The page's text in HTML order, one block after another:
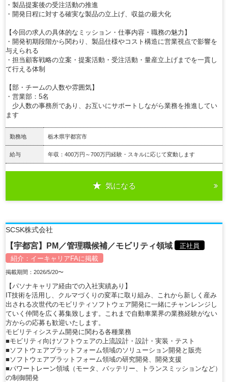
・製品提案後の受注活動の推進
・開発日程に対する確実な製品の立上げ、収益の最大化
【今回の求人の具体的なミッション・仕事内容・職務の魅力】
・開発初期段階から関わり、製品仕様やコスト構造に営業視点で影響を
与えられる
・担当顧客戦略の立案・提案活動・受注活動・量産立上げまでを一貫し
て行える体制
【部・チームの人数や雰囲気】
・営業部：5名
少人数の事務所であり、お互いにサポートしながら業務を推進してい
ます
勤務地 栃木県宇都宮市
給与 年収：400万円～700万円経験・スキルに応じて変動します
気になる
SCSK株式会社
【宇都宮】PM／管理職候補／モビリティ領域
正社員
紹介： イーキャリアFAに掲載
掲載期間：2026/5/20〜
【パソナキャリア経由での入社実績あり】
IT技術を活用し、クルマづくりの変革に取り組み、これから新しく産み
出される次世代のモビリティソフトウェア開発に一緒にチャンレンジし
ていく仲間を広く募集致します。これまで自動車業界の業務経験がない
方からの応募も歓迎いたします。
モビリティシステム開発に関わる各種業務
■モビリティ向けソフトウェアの上流設計・設計・実装・テスト
■ソフトウェアプラットフォーム領域のソリューション開発と販売
■ソフトウェアプラットフォーム領域の研究開発、開発支援
■パワートレーン領域（モータ、バッテリー、トランスミッションなど）
の制御開発